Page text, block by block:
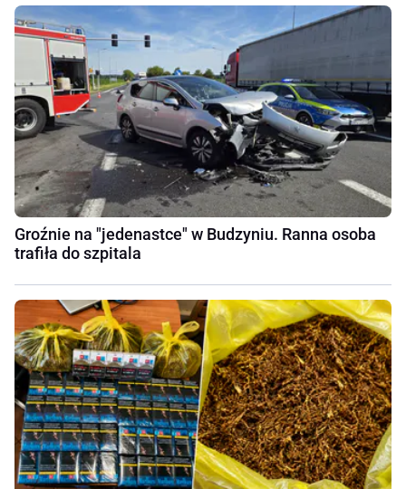
Groźnie na "jedenastce" w Budzyniu. Ranna osoba
trafiła do szpitala